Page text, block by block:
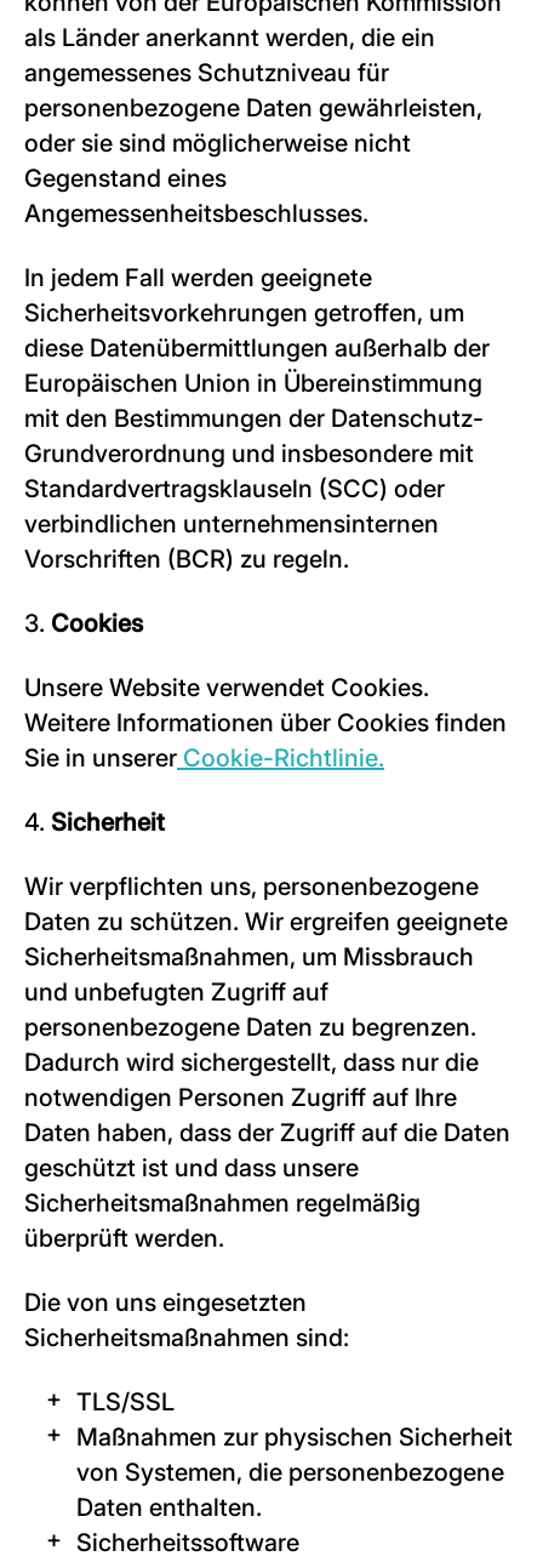
als Länder anerkannt werden, die ein
angemessenes Schutzniveau für
personenbezogene Daten gewährleisten,
oder sie sind möglicherweise nicht
Gegenstand eines
Angemessenheitsbeschlusses.
In jedem Fall werden geeignete
Sicherheitsvorkehrungen getroffen, um
diese Datenübermittlungen außerhalb der
Europäischen Union in Übereinstimmung
mit den Bestimmungen der Datenschutz-
Grundverordnung und insbesondere mit
Standardvertragsklauseln (SCC) oder
verbindlichen unternehmensinternen
Vorschriften (BCR) zu regeln.
3. Cookies
Unsere Website verwendet Cookies.
Weitere Informationen über Cookies finden
Sie in unserer Cookie-Richtlinie.
4. Sicherheit
Wir verpflichten uns, personenbezogene
Daten zu schützen. Wir ergreifen geeignete
Sicherheitsmaßnahmen, um Missbrauch
und unbefugten Zugriff auf
personenbezogene Daten zu begrenzen.
Dadurch wird sichergestellt, dass nur die
notwendigen Personen Zugriff auf Ihre
Daten haben, dass der Zugriff auf die Daten
geschützt ist und dass unsere
Sicherheitsmaßnahmen regelmäßig
überprüft werden.
Die von uns eingesetzten
Sicherheitsmaßnahmen sind:
TLS/SSL
Maßnahmen zur physischen Sicherheit
von Systemen, die personenbezogene
Daten enthalten.
Sicherheitssoftware